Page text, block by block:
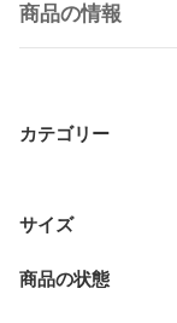
商品の情報
カテゴリー
サイズ
商品の状態